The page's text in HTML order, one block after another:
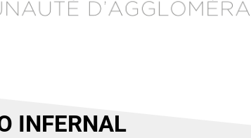
INFERNAL